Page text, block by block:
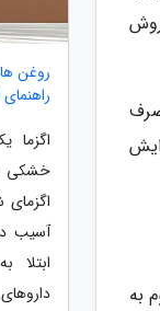
به
روغن
خشکی
آسیب